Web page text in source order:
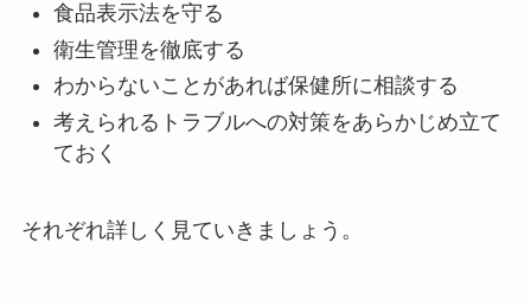
食品表示法を守る
衛生管理を徹底する
わからないことがあれば保健所に相談する
考えられるトラブルへの対策をあらかじめ立て
ておく
それぞれ詳しく見ていきましょう。